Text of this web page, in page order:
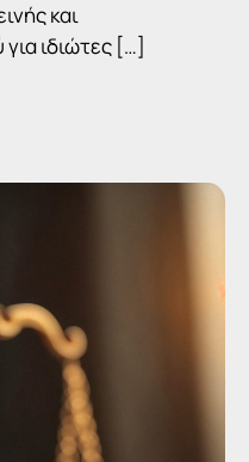
και
ιδιώτες […]